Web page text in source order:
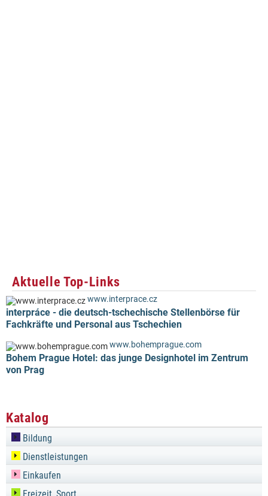
Aktuelle Top-Links
www.interprace.cz
interpráce - die deutsch-tschechische Stellenbörse für
Fachkräfte und Personal aus Tschechien
www.bohemprague.com
Bohem Prague Hotel: das junge Designhotel im Zentrum
von Prag
Katalog
Bildung
Dienstleistungen
Einkaufen